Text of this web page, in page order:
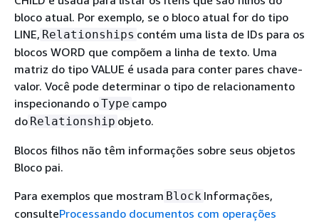
bloco atual. Por exemplo, se o bloco atual for do tipo
LINE, Relationships contém uma lista de IDs para os
blocos WORD que compõem a linha de texto. Uma
matriz do tipo VALUE é usada para conter pares chave-
valor. Você pode determinar o tipo de relacionamento
inspecionando oType campo
do Relationship objeto.
Blocos filhos não têm informações sobre seus objetos
Bloco pai.
Para exemplos que mostram Block Informações,
consulteProcessando documentos com operações